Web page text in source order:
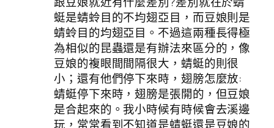
蜓是蜻蛉目的不均翅亞目，而豆娘則是
蜻蛉目的均翅亞目。不過這兩種長得極
為相似的昆蟲還是有辦法來區分的，像
豆娘的複眼間間隔很大，蜻蜓的則很
小；還有他們停下來時，翅膀怎麼放:
蜻蜓停下來時，翅膀是張開的，但豆娘
是合起來的。我小時候有時候會去溪邊
玩，常常看到不知道是蜻蜓還是豆娘的